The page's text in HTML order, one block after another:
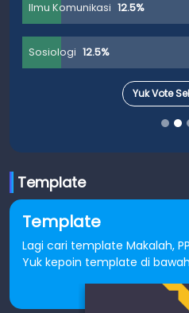
Ilmu Komunikasi 12.5%
Sosiologi 12.5%
Yuk Vote
Template
Template
Lagi cari template Makalah,
Yuk kepoin template di